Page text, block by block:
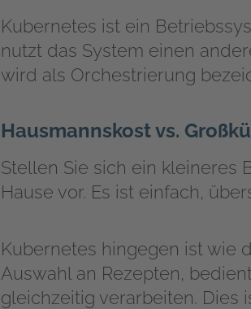
Kubernetes ist ein
nutzt das System einen
wird als Orchestrierung
Hausmannskost vs.
Stellen Sie sich ein kleineres
Hause vor. Es ist einfach,
Kubernetes hingegen ist wie
Auswahl an Rezepten,
gleichzeitig verarbeiten. Dies